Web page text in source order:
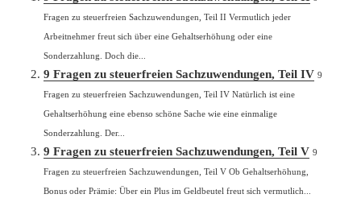
Fragen zu steuerfreien Sachzuwendungen, Teil II Vermutlich jeder
Arbeitnehmer freut sich über eine Gehaltserhöhung oder eine
Sonderzahlung. Doch die...
9 Fragen zu steuerfreien Sachzuwendungen, Teil IV 9
Fragen zu steuerfreien Sachzuwendungen, Teil IV Natürlich ist eine
Gehaltserhöhung eine ebenso schöne Sache wie eine einmalige
Sonderzahlung. Der...
9 Fragen zu steuerfreien Sachzuwendungen, Teil V 9
Fragen zu steuerfreien Sachzuwendungen, Teil V Ob Gehaltserhöhung,
Bonus oder Prämie: Über ein Plus im Geldbeutel freut sich vermutlich...